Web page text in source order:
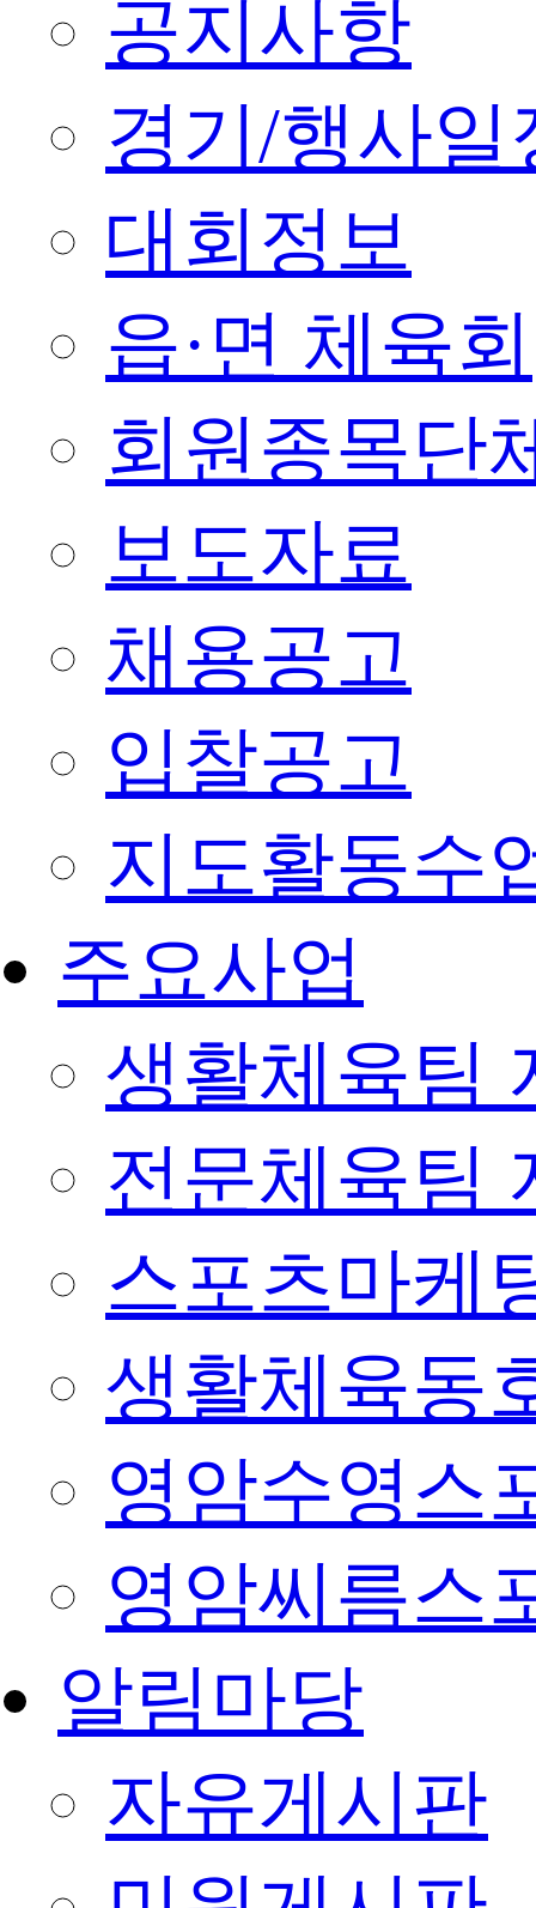
공지사항
경기/행사일
대회정보
읍·면 체육회
회원종목단
보도자료
채용공고
입찰공고
지도활동수
주요사업
생활체육팀
전문체육팀
스포츠마케
생활체육동
영암수영스
영암씨름스
알림마당
자유게시판